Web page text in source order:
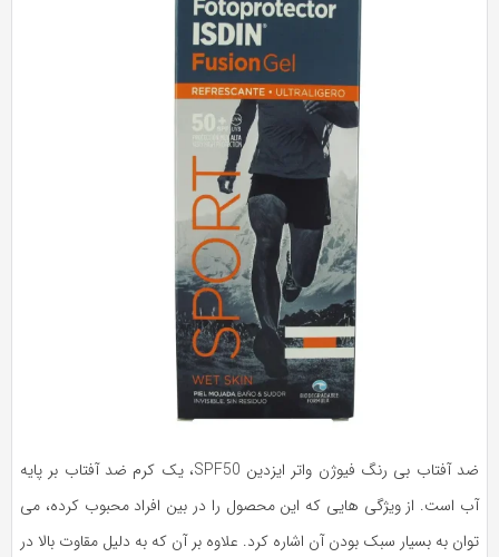
ضد آفتاب بی رنگ فیوژن واتر ایزدین SPF50، یک کرم ضد آفتاب بر پایه
است. از ویژگی‌ هایی که این محصول را در بین افراد محبوب کرده، می‌
به بسیار سبک بودن آن اشاره کرد. علاوه بر آن که به دلیل مقاوت بالا در